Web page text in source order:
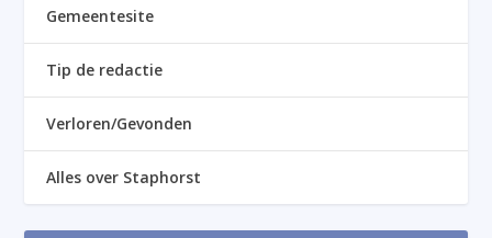
Gemeentesite
Tip de redactie
Verloren/Gevonden
Alles over Staphorst